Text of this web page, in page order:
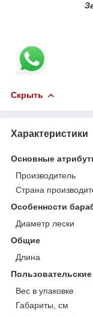
Скрыть
Характеристики
Основные
Производитель
Страна
Особенности
Диаметр лески
Общие
Длина
Вес в упаковке
Габариты, см